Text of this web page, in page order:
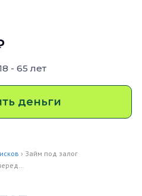
- 65 лет
деньги
› Займ под залог